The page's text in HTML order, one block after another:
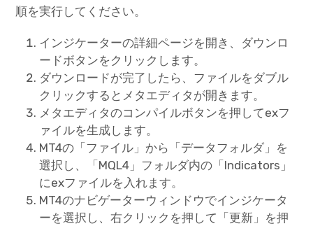
順を実行してください。
インジケーターの詳細ページを開き、ダウンロ
ードボタンをクリックします。
ダウンロードが完了したら、ファイルをダブル
クリックするとメタエディタが開きます。
メタエディタのコンパイルボタンを押してexフ
ァイルを生成します。
MT4の「ファイル」から「データフォルダ」を
選択し、「MQL4」フォルダ内の「Indicators」
にexファイルを入れます。
MT4のナビゲーターウィンドウでインジケータ
ーを選択し、右クリックを押して「更新」を押